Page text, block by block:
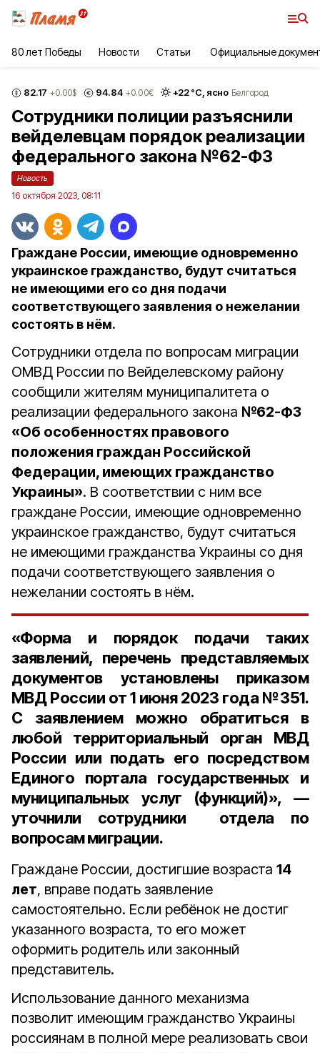
80 лет Победы Новости Статьи Официальные
82.17 +0.00$ 94.84 +0.00€ +22°С, ясно Белгород
Сотрудники полиции разъяснили
вейделевцам порядок реализации
федерального закона №62-ФЗ
Новость
16 октября 2023, 08:11
Граждане России, имеющие одновременно
украинское гражданство, будут считаться
не имеющими его со дня подачи
соответствующего заявления о нежелании
состоять в нём.
Сотрудники отдела по вопросам миграции
ОМВД России по Вейделевскому району
сообщили жителям муниципалитета о
реализации федерального закона №62-ФЗ
«Об особенностях правового
положения граждан Российской
Федерации, имеющих гражданство
Украины». В соответствии с ним все
граждане России, имеющие одновременно
украинское гражданство, будут считаться
не имеющими гражданства Украины со дня
подачи соответствующего заявления о
нежелании состоять в нём.
«Форма и порядок подачи таких
заявлений, перечень представляемых
документов установлены приказом
МВД России от 1 июня 2023 года №351.
С заявлением можно обратиться в
любой территориальный орган МВД
России или подать его посредством
Единого портала государственных и
муниципальных услуг (функций)», —
уточнили сотрудники отдела по
вопросам миграции.
Граждане России, достигшие возраста 14
лет, вправе подать заявление
самостоятельно. Если ребёнок не достиг
указанного возраста, то его может
оформить родитель или законный
представитель.
Использование данного механизма
позволит имеющим гражданство Украины
россиянам в полной мере реализовать свои